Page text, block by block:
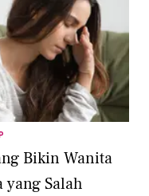
Bikin Wanita
yang Salah